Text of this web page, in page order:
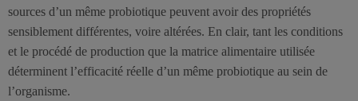
sources d’un même probiotique peuvent avoir des propriétés
sensiblement différentes, voire altérées. En clair, tant les conditions
et le procédé de production que la matrice alimentaire utilisée
déterminent l’efficacité réelle d’un même probiotique au sein de
l’organisme.